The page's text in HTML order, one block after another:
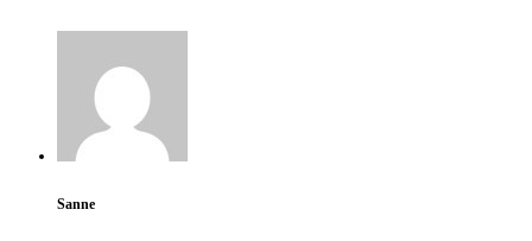
Sanne